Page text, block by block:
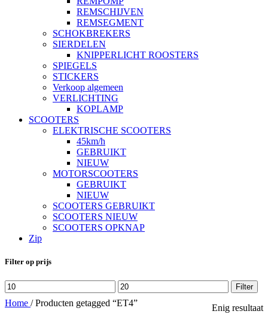
REMSCHIJVEN
REMSEGMENT
SCHOKBREKERS
SIERDELEN
KNIPPERLICHT ROOSTERS
SPIEGELS
STICKERS
Verkoop algemeen
VERLICHTING
KOPLAMP
SCOOTERS
ELEKTRISCHE SCOOTERS
45km/h
GEBRUIKT
NIEUW
MOTORSCOOTERS
GEBRUIKT
NIEUW
SCOOTERS GEBRUIKT
SCOOTERS NIEUW
SCOOTERS OPKNAP
Zip
Filter op prijs
Min.
prijs
Max.
prijs
Filter
Home / Producten getagged “ET4” Enig resultaat